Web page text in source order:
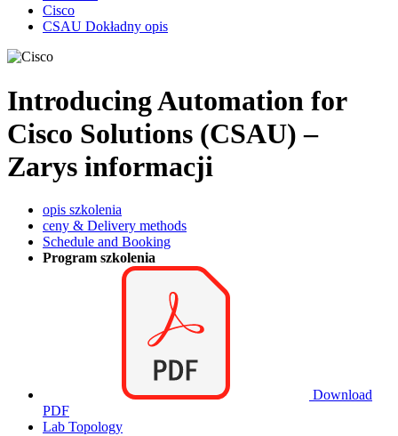
Cisco
CSAU Dokładny opis
Introducing Automation for
Cisco Solutions (CSAU) –
Zarys informacji
opis szkolenia
ceny & Delivery methods
Schedule and Booking
Program szkolenia
Download
PDF
Lab Topology